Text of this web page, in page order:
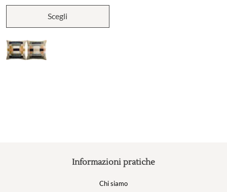
Scegli
Questo
ha
Informazioni pratiche
Chi siamo